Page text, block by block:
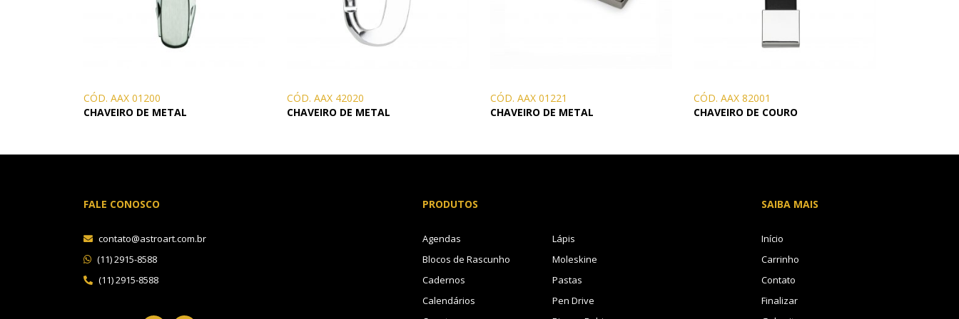
CÓD. AAX 01200
CHAVEIRO DE METAL
CÓD. AAX 42020
CHAVEIRO DE METAL
CÓD. AAX 01221
CHAVEIRO DE METAL
CÓD. AAX 82001
CHAVEIRO DE COURO
FALE CONOSCO
contato@astroart.com.br
(11) 2915-8588
(11) 2915-8588
PRODUTOS
Agendas
Blocos de Rascunho
Cadernos
Calendários
Lápis
Moleskine
Pastas
Pen Drive
SAIBA MAIS
Início
Carrinho
Contato
Finalizar